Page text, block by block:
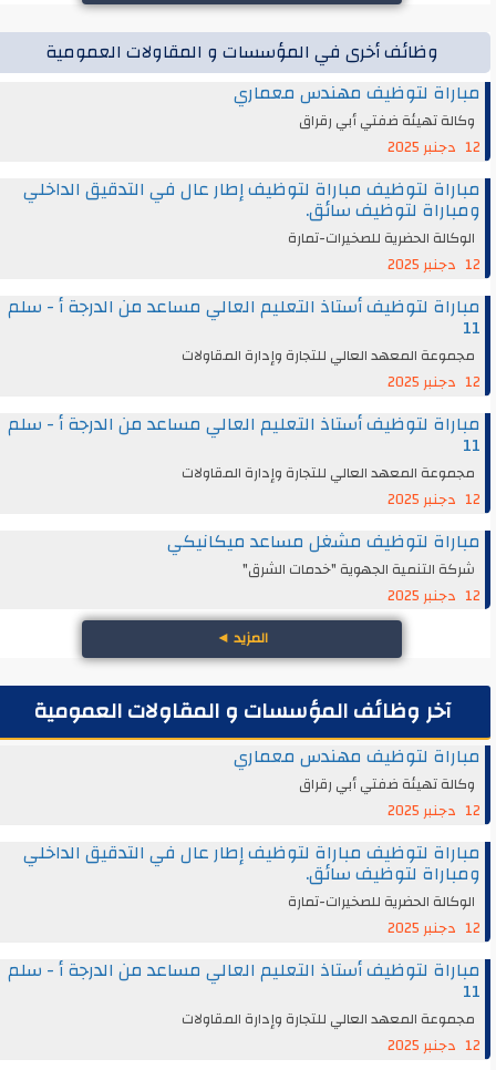
وظائف أخرى في المؤسسات و المقاولات العمومية
مباراة لتوظيف مهندس معماري
وكالة تهيئة ضفتي أبي رقراق
12 دجنبر 2025
مباراة لتوظيف مباراة لتوظيف إطار عال في التدقيق الداخلي
ومباراة لتوظيف سائق.
الوكالة الحضرية للصخيرات-تمارة
12 دجنبر 2025
مباراة لتوظيف أستاذ التعليم العالي مساعد من الدرجة أ - سلم
11
مجموعة المعهد العالي للتجارة وإدارة المقاولات
12 دجنبر 2025
مباراة لتوظيف أستاذ التعليم العالي مساعد من الدرجة أ - سلم
11
مجموعة المعهد العالي للتجارة وإدارة المقاولات
12 دجنبر 2025
مباراة لتوظيف مشغل مساعد ميكانيكي
شركة التنمية الجهوية "خدمات الشرق"
12 دجنبر 2025
المزيد◄
آخر وظائف المؤسسات و المقاولات العمومية
مباراة لتوظيف مهندس معماري
وكالة تهيئة ضفتي أبي رقراق
12 دجنبر 2025
مباراة لتوظيف مباراة لتوظيف إطار عال في التدقيق الداخلي
ومباراة لتوظيف سائق.
الوكالة الحضرية للصخيرات-تمارة
12 دجنبر 2025
مباراة لتوظيف أستاذ التعليم العالي مساعد من الدرجة أ - سلم
11
مجموعة المعهد العالي للتجارة وإدارة المقاولات
12 دجنبر 2025